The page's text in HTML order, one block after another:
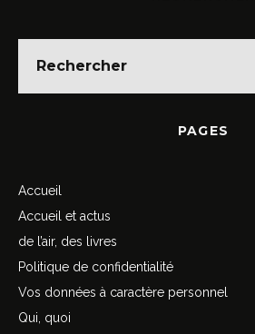
PAGES
Accueil
Accueil et actus
de l’air, des livres
Politique de confidentialité
Vos données à caractère personnel
Qui, quoi